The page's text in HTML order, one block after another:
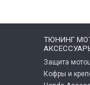
ТЮНИНГ
Защита
Кофры и